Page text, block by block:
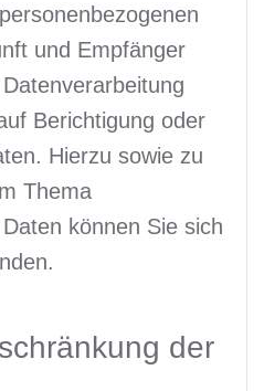
und Empfänger
Berichtigung oder
Hierzu sowie zu
Thema
können Sie sich
der